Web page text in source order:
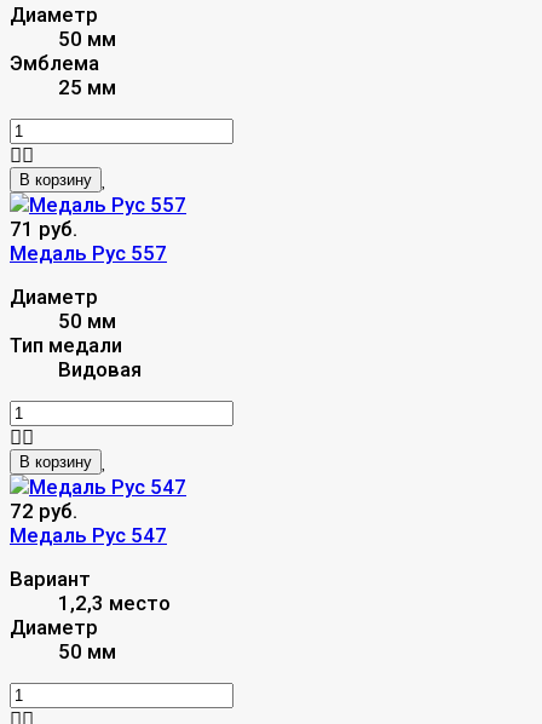
Диаметр
50 мм
Эмблема
25 мм
В корзину
71 руб.
Медаль Рус 557
Диаметр
50 мм
Тип медали
Видовая
В корзину
72 руб.
Mедаль Рус 547
Вариант
1,2,3 место
Диаметр
50 мм